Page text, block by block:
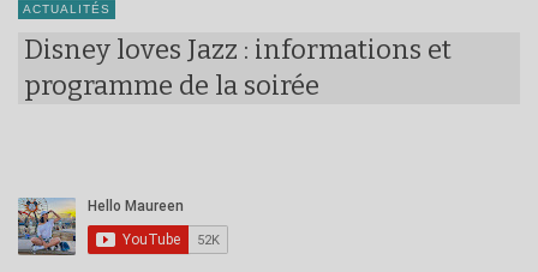
ACTUALITÉS
Disney loves Jazz : informations et
programme de la soirée